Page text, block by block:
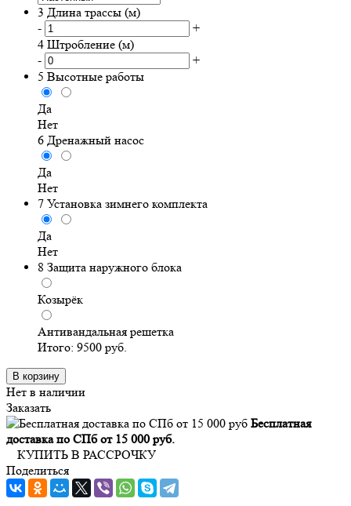
3 Длина трассы (м)
-
+
4 Штробление (м)
-
+
5 Высотные работы
Да
Нет
6 Дренажный насос
Да
Нет
7 Установка зимнего комплекта
Да
Нет
8 Защита наружного блока
Козырёк
Антивандальная решетка
Итого: 9500 руб.
В корзину
Нет в наличии
Заказать
Бесплатная
доставка по СПб от 15 000 руб.
КУПИТЬ В РАССРОЧКУ
Поделиться